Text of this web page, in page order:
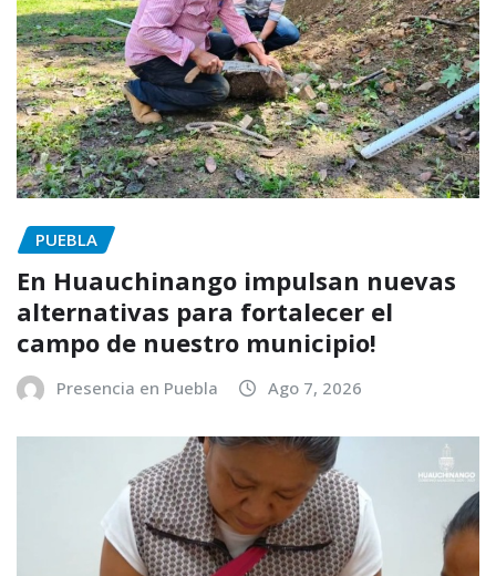
PUEBLA
En Huauchinango impulsan nuevas
alternativas para fortalecer el
campo de nuestro municipio!
Presencia en Puebla Ago 7, 2026